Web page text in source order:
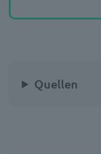
Quellen